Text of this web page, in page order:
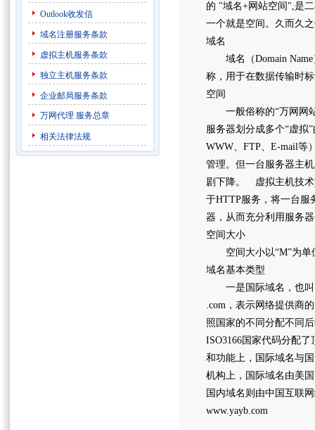
Outlook收发信
域名注册服务条款
虚拟主机服务条款
独立主机服务条款
企业邮局服务条款
万网代理 服务总章
相关法律法规
的 "域名+网站空间",是
一个就是空间。久而久
域名
域名（Domain Name
称，用于在数据传输时
空间
一般俗称的“万网网站
服务器划分成多个“虚拟
WWW、FTP、E-mail等
管理。但一台服务器主
剧下降。 虚拟主机技术
于HTTP服务，将一台服
器，从而充分利用服务
空间大小
空间大小以“M”为单位
域名基本类型
一是国际域名，也叫
.com，表示网络提供商
照国家的不同分配不同
ISO3166国家代码分配
和功能上，国际域名与
机构上，国际域名由美
国内域名则由中国互联
www.yayb.com